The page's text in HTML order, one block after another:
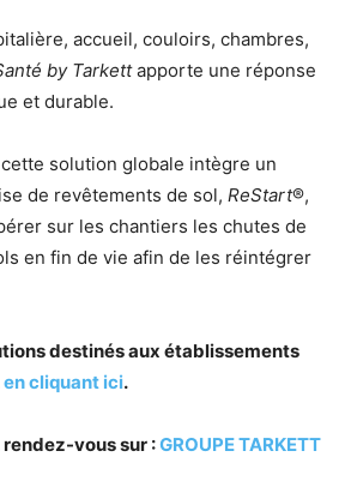
accueil, couloirs, chambres,
by Tarkettapporte une réponse
et durable.
solution globale intègre un
de revêtements de sol, ReStart®,
sur les chantiers les chutes de
en fin de vie afin de les réintégrer
destinés aux établissements
en cliquant ici.
rendez-vous sur :GROUPE TARKETT